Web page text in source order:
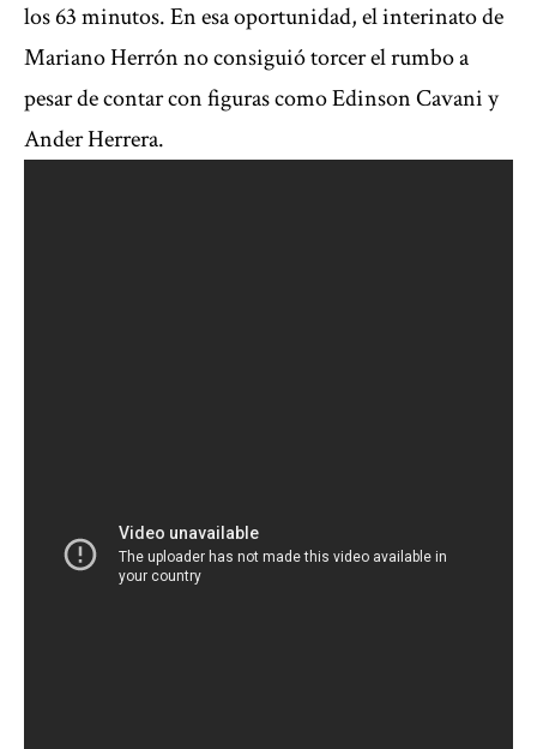
los 63 minutos. En esa oportunidad, el interinato de
Mariano Herrón no consiguió torcer el rumbo a
pesar de contar con figuras como Edinson Cavani y
Ander Herrera.